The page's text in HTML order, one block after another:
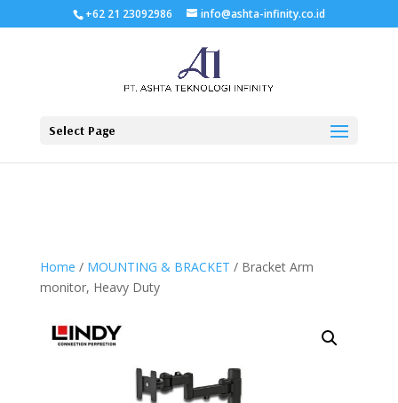
+62 21 23092986 info@ashta-infinity.co.id
Select Page
Home / MOUNTING & BRACKET / Bracket Arm
monitor, Heavy Duty